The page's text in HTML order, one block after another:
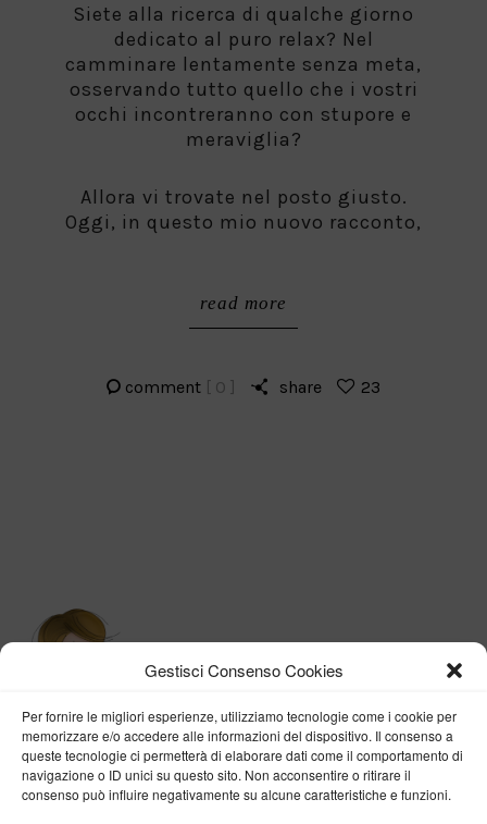
Gestisci Consenso Cookies
Per fornire le migliori esperienze, utilizziamo tecnologie come i cookie per
memorizzare e/o accedere alle informazioni del dispositivo. Il consenso a
queste tecnologie ci permetterà di elaborare dati come il comportamento di
navigazione o ID unici su questo sito. Non acconsentire o ritirare il
consenso può influire negativamente su alcune caratteristiche e funzioni.
Siete alla ricerca di qualche giorno
dedicato al puro relax? Nel
camminare lentamente senza meta,
osservando tutto quello che i vostri
occhi incontreranno con stupore e
meraviglia?
Allora vi trovate nel posto giusto.
Oggi, in questo mio nuovo racconto,
read more
comment [ 0 ] share 23
BY VERONICA D'ONOFRIO